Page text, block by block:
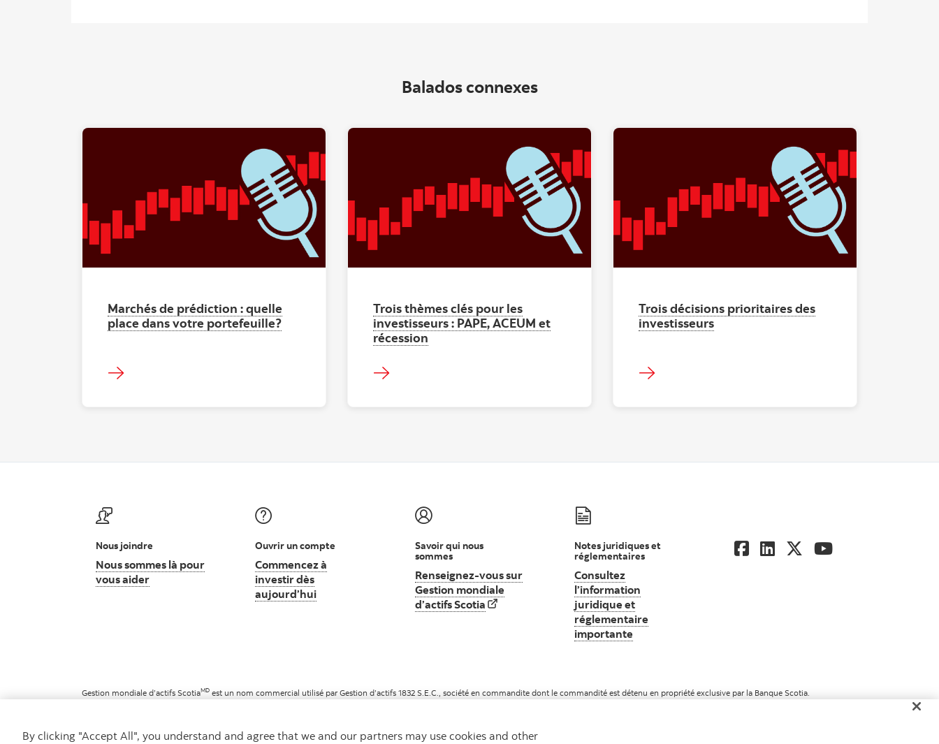
Balados connexes
Marchés de prédiction : quelle
place dans votre portefeuille?
"" ""
Trois thèmes clés pour les
investisseurs : PAPE, ACEUM et
récession
"" ""
Trois décisions prioritaires des
investisseurs
Nous joindre
Nous sommes là pour
vous aiderNous sommes là pour vous aider
Ouvrir un compte
Commencez à
investir dès
aujourd’huiCommencez à investir dès aujourd’hui
Savoir qui nous
sommes
Renseignez-vous sur
Gestion mondiale
d’actifs Scotia Renseignez-vous sur Gestion mondiale d’actifs Scotia
Notes juridiques et
réglementaires
Consultez
l’information
juridique et
réglementaire
importante
Gestion mondiale d’actifs ScotiaMD est un nom commercial utilisé par Gestion d’actifs 1832 S.E.C., société en commandite dont le commandité est détenu en propriété exclusive par la Banque Scotia.
By clicking "Accept All", you understand and agree that we and our partners may use cookies and other